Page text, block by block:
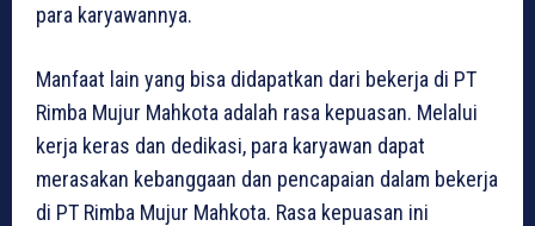
para karyawannya.
Manfaat lain yang bisa didapatkan dari bekerja di PT
Rimba Mujur Mahkota adalah rasa kepuasan. Melalui
kerja keras dan dedikasi, para karyawan dapat
merasakan kebanggaan dan pencapaian dalam bekerja
di PT Rimba Mujur Mahkota. Rasa kepuasan ini